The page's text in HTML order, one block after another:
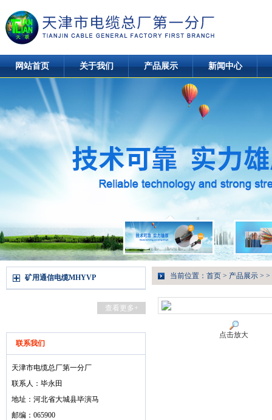
网站首页 关于我们 产品展示 新闻中心
矿用通信电缆MHYVP
查看更多+
联系我们
天津市电缆总厂第一分厂
联系人：毕永田
地址：河北省大城县毕演马
邮编：065900
当前位置： 首页 > 产品展示 > >
点击放大